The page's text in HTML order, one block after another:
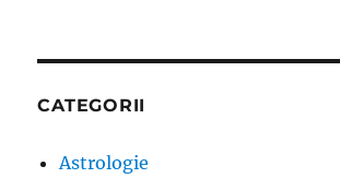
CATEGORII
Astrologie